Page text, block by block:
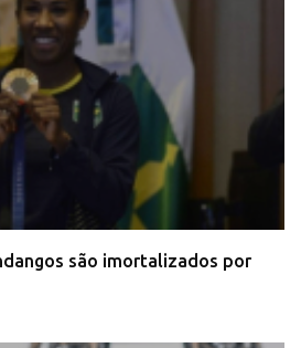
são imortalizados por